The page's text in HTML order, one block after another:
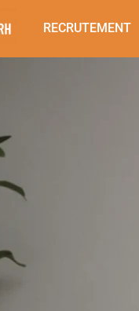
RECRUTEMENT